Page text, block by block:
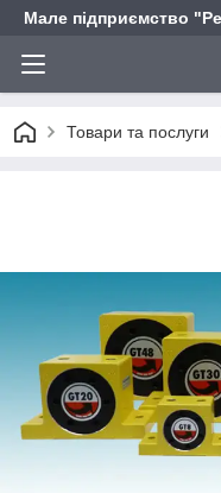
Мале підприємство
Товари та послуги